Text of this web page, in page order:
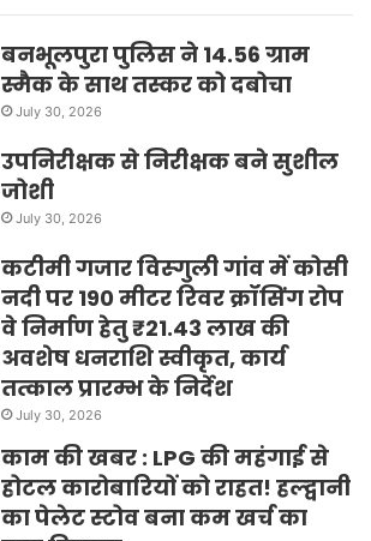
बनभूलपुरा पुलिस ने 14.56 ग्राम
स्मैक के साथ तस्कर को दबोचा
July 30, 2026
उपनिरीक्षक से निरीक्षक बने सुशील
जोशी
July 30, 2026
कटीमी गजार विस्गुली गांव में कोसी
नदी पर 190 मीटर रिवर क्रॉसिंग रोप
वे निर्माण हेतु ₹21.43 लाख की
अवशेष धनराशि स्वीकृत, कार्य
तत्काल प्रारम्भ के निर्देश
July 30, 2026
काम की खबर : LPG की महंगाई से
होटल कारोबारियों को राहत! हल्द्वानी
का पेलेट स्टोव बना कम खर्च का